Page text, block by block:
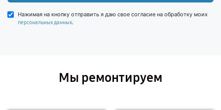
Нажимая на кнопку отправить я даю свое согласие на обработку моих
персональных данных.
Мы ремонтируем